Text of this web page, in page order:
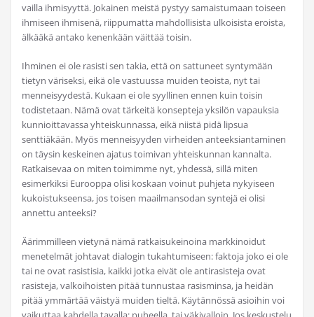
vailla ihmisyyttä. Jokainen meistä pystyy samaistumaan toiseen
ihmiseen ihmisenä, riippumatta mahdollisista ulkoisista eroista,
älkääkä antako kenenkään väittää toisin.
Ihminen ei ole rasisti sen takia, että on sattuneet syntymään
tietyn väriseksi, eikä ole vastuussa muiden teoista, nyt tai
menneisyydestä. Kukaan ei ole syyllinen ennen kuin toisin
todistetaan. Nämä ovat tärkeitä konsepteja yksilön vapauksia
kunnioittavassa yhteiskunnassa, eikä niistä pidä lipsua
senttiäkään. Myös menneisyyden virheiden anteeksiantaminen
on täysin keskeinen ajatus toimivan yhteiskunnan kannalta.
Ratkaisevaa on miten toimimme nyt, yhdessä, sillä miten
esimerkiksi Eurooppa olisi koskaan voinut puhjeta nykyiseen
kukoistukseensa, jos toisen maailmansodan syntejä ei olisi
annettu anteeksi?
Äärimmilleen vietynä nämä ratkaisukeinoina markkinoidut
menetelmät johtavat dialogin tukahtumiseen: faktoja joko ei ole
tai ne ovat rasistisia, kaikki jotka eivät ole antirasisteja ovat
rasisteja, valkoihoisten pitää tunnustaa rasisminsa, ja heidän
pitää ymmärtää väistyä muiden tieltä. Käytännössä asioihin voi